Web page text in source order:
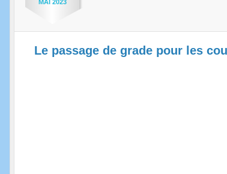
MAI 2023
Le passage de grade pour les